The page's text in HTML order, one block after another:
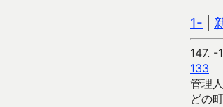
1-
147. -
133
管理
どの